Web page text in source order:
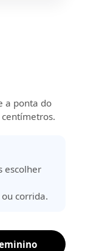
a ponta do
escolher
corrida.